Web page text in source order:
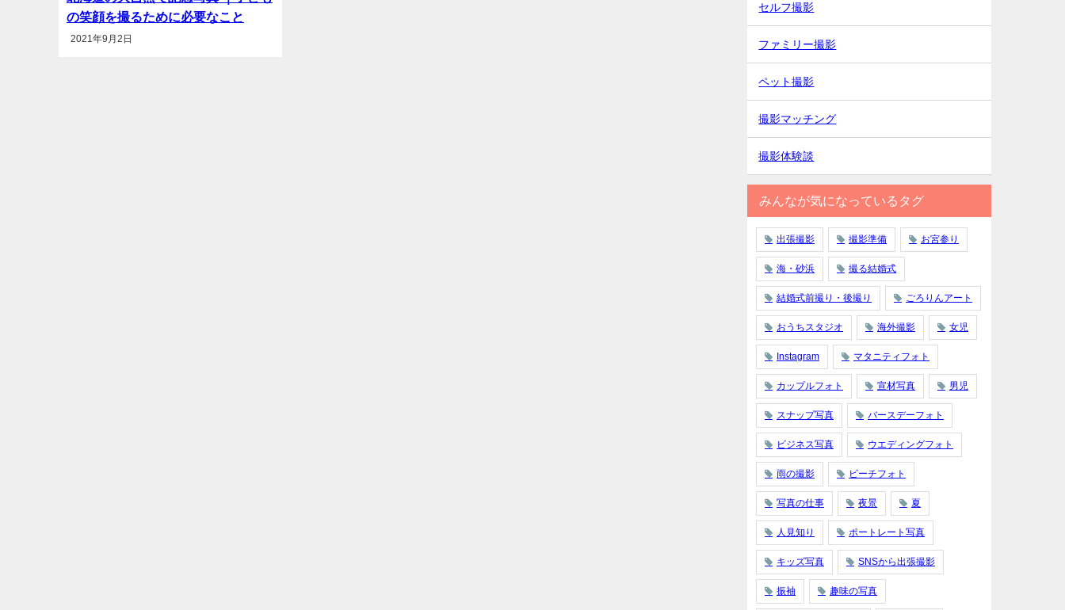
の笑顔を撮るために必要なこと
2021年9月2日
セルフ撮影
ファミリー撮影
ペット撮影
撮影マッチング
撮影体験談
みんなが気になっているタグ
出張撮影 撮影準備 お宮参り
海・砂浜 撮る結婚式
結婚式前撮り・後撮り ごろりんアート
おうちスタジオ 海外撮影 女児
Instagram マタニティフォト
カップルフォト 宣材写真 男児
スナップ写真 バースデーフォト
ビジネス写真 ウエディングフォト
雨の撮影 ビーチフォト
写真の仕事 夜景 夏
人見知り ポートレート写真
キッズ写真 SNSから出張撮影
振袖 趣味の写真